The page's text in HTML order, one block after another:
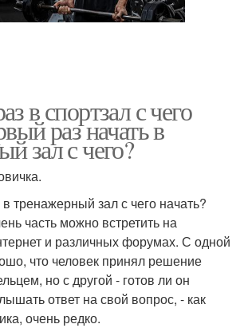
в спортзал с чего
раз начать в
зал с чего?
тренажерный зал с чего начать?
часть можно встретить на
и различных форумах. С одной
что человек принял решение
но с другой - готов ли он
ответ на свой вопрос, - как
очень редко.